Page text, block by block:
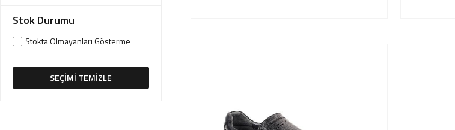
Stok Durumu
Stokta Olmayanları Gösterme
SEÇİMİ TEMİZLE